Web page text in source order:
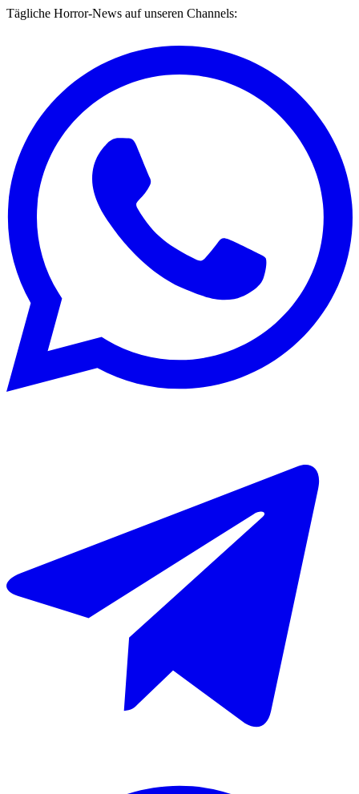
Tägliche Horror-News auf unseren Channels: